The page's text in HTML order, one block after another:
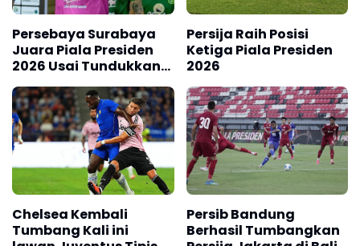
Persebaya Surabaya
Juara Piala Presiden
2026 Usai Tundukkan
Persib Bandung Lewat
Adu Penalti
Persija Raih Posisi
Ketiga Piala Presiden
2026
Chelsea Kembali
Tumbang Kali ini
Persib Bandung
Berhasil Tumbangkan